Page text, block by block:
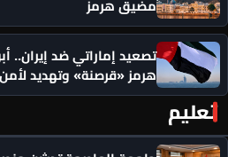
مضيق هرمز
تصعيد إماراتي ضد
هرمز «قرصنة» وتهديد
تعليم